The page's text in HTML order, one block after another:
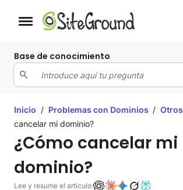
Botón de navegación móvil
Base de conocimiento
Inicio / Problemas con Dominios / Otros
cancelar mi dominio?
¿Cómo cancelar mi
dominio?
Lee y resume el articulo: